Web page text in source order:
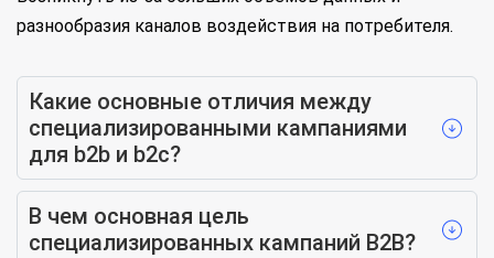
разнообразия каналов воздействия на потребителя.
Какие основные отличия между
специализированными кампаниями
для b2b и b2c?
В чем основная цель
специализированных кампаний B2B?